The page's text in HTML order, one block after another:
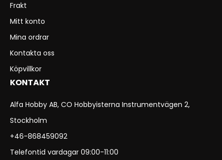
Frakt
Mitt konto
Mina ordrar
Kontakta oss
Köpvillkor
KONTAKT
Alfa Hobby AB, CO Hobbyisterna Instrumentvägen 2,
Stockholm
+46-868459092
Telefontid vardagar 09:00-11:00